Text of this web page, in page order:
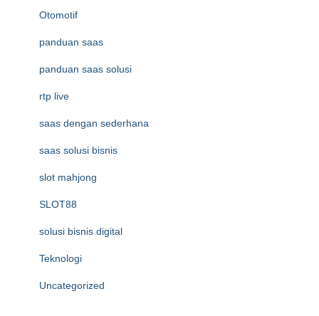
Otomotif
panduan saas
panduan saas solusi
rtp live
saas dengan sederhana
saas solusi bisnis
slot mahjong
SLOT88
solusi bisnis digital
Teknologi
Uncategorized